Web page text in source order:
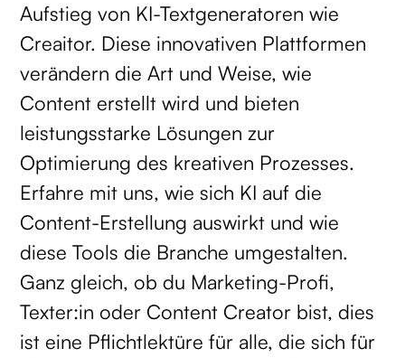
Aufstieg von KI-Textgeneratoren wie
Creaitor. Diese innovativen Plattformen
verändern die Art und Weise, wie
Content erstellt wird und bieten
leistungsstarke Lösungen zur
Optimierung des kreativen Prozesses.
Erfahre mit uns, wie sich KI auf die
Content-Erstellung auswirkt und wie
diese Tools die Branche umgestalten.
Ganz gleich, ob du Marketing-Profi,
Texter:in oder Content Creator bist, dies
ist eine Pflichtlektüre für alle, die sich für